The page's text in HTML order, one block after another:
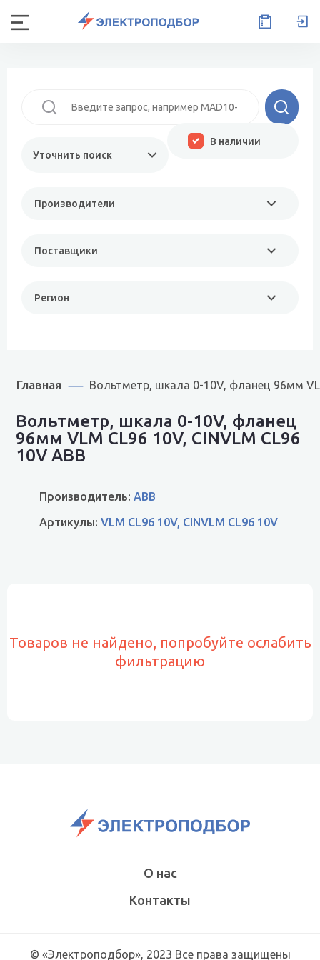
Уточнить поиск
Производители
Поставщики
Регион
В наличии
Главная Вольтметр, шкала 0-10V, фланец 96мм
Вольтметр, шкала 0-10V, фланец
96мм VLM CL96 10V, CINVLM CL96
10V ABB
Производитель: ABB
Артикулы: VLM CL96 10V, CINVLM CL96 10V
Товаров не найдено, попробуйте ослабить
фильтрацию
О нас
Контакты
© «Электроподбор», 2023 Все права защищены